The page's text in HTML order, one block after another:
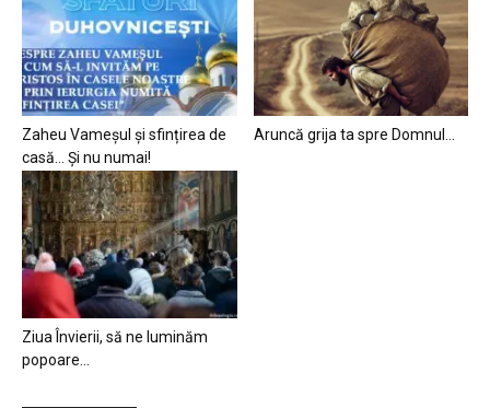
Zaheu Vameșul și sfințirea de
casă… Și nu numai!
Aruncă grija ta spre Domnul…
Ziua Învierii, să ne luminăm
popoare…